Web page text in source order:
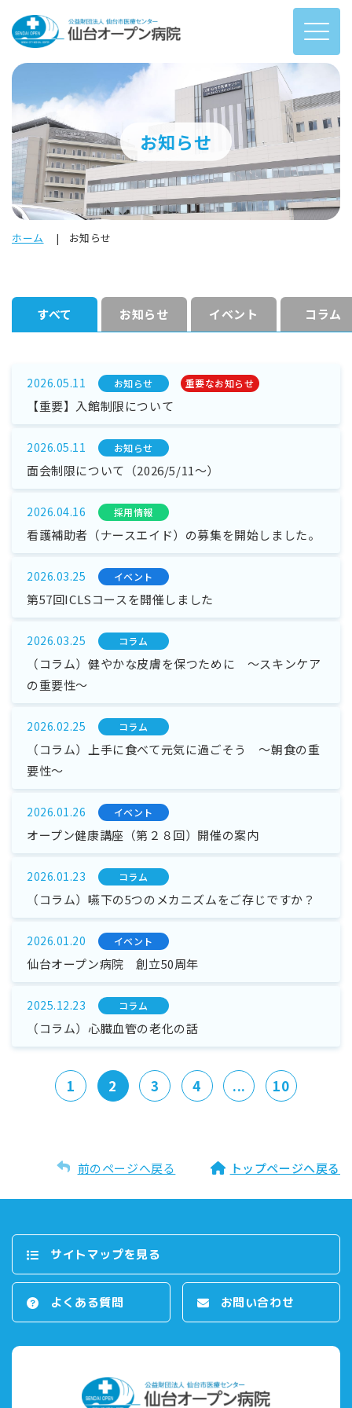
お知らせ
ホーム お知らせ
すべて お知らせ イベント コラム
2026.05.11 お知らせ 重要なお知らせ
【重要】入館制限について
2026.05.11 お知らせ
面会制限について（2026/5/11～）
2026.04.16 採⽤情報
看護補助者（ナースエイド）の募集を開始しました。
2026.03.25 イベント
第57回ICLSコースを開催しました
2026.03.25 コラム
（コラム）健やかな皮膚を保つために ～スキンケア
の重要性～
2026.02.25 コラム
（コラム）上手に食べて元気に過ごそう ～朝食の重
要性～
2026.01.26 イベント
オープン健康講座（第２８回）開催の案内
2026.01.23 コラム
（コラム）嚥下の5つのメカニズムをご存じですか？
2026.01.20 イベント
仙台オープン病院 創立50周年
2025.12.23 コラム
（コラム）心臓血管の老化の話
1 2 3 4 ... 10
前のページへ戻る トップページへ戻る
サイトマップを⾒る
よくある質問 お問い合わせ